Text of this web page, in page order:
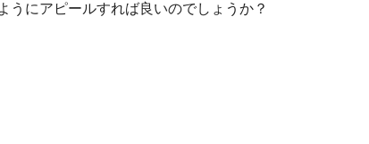
うにアピールすれば良いのでしょうか？